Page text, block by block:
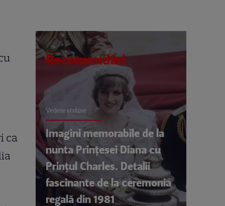
ca
Recomandări
Vedete străine
Imagini memorabile de la
nunta Prințesei Diana cu
Prințul Charles. Detalii
fascinante de la ceremonia
regală din 1981